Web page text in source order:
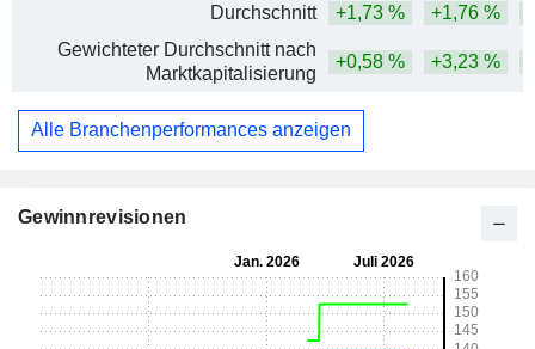
Durchschnitt
+1,73 % +1,76 %
Gewichteter Durchschnitt nach
Marktkapitalisierung
+0,58 % +3,23 %
Alle Branchenperformances anzeigen
Gewinnrevisionen